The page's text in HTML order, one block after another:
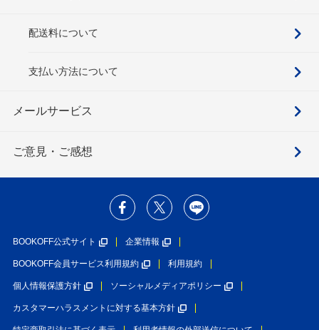
配送料について
支払い方法について
メールサービス
ご意見・ご感想
BOOKOFF公式サイト 企業情報
BOOKOFF会員サービス利用規約 利用規約
個人情報保護方針 ソーシャルメディアポリシー
カスタマーハラスメントに対する基本方針